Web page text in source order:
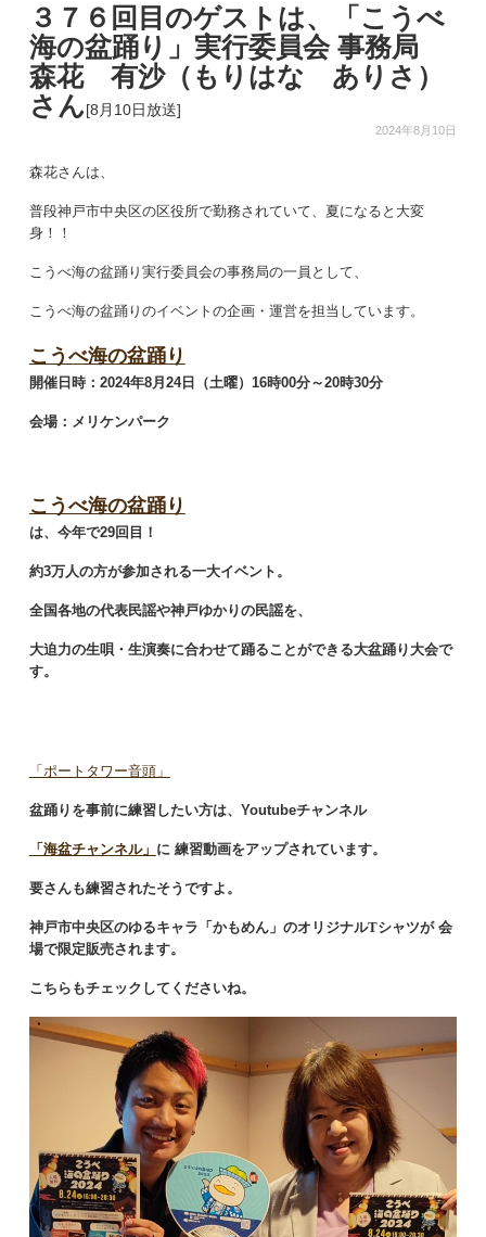
３７６回目のゲストは、「こうべ
海の盆踊り」実行委員会 事務局
森花 有沙（もりはな ありさ）
さん[8月10日放送]
2024年8月10日
森花さんは、
普段神戸市中央区の区役所で勤務されていて、夏になると大変
身！！
こうべ海の盆踊り実行委員会の事務局の一員として、
こうべ海の盆踊りのイベントの企画・運営を担当しています。
こうべ海の盆踊り
開催日時： 2024年8月24日（土曜）16時00分～20時30分
会場：メリケンパーク
こうべ海の盆踊り
は、 今年で29回目 ！
約3万人の方が参加される一大イベント。
全国各地の代表民謡や神戸ゆかりの民謡を、
大迫力の生唄・生演奏に合わせて踊ることができる大盆踊り大会で
す。
「ポートタワー音頭」
盆踊りを事前に練習したい方は、 Youtubeチャンネル
「海盆チャンネル」 に 練習動画をアップされています。
要さんも練習されたそうですよ。
神戸市中央区のゆるキャラ「かもめん」のオリジナルTシャツが 会
場で限定販売されます。
こちらもチェックしてくださいね。